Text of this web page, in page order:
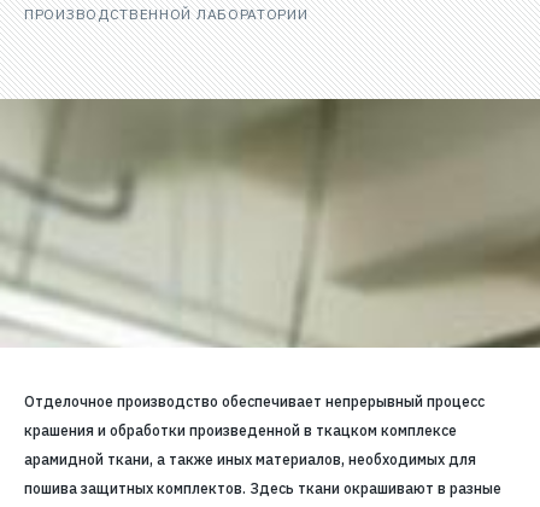
ПРОИЗВОДСТВЕННОЙ ЛАБОРАТОРИИ
Отделочное производство обеспечивает непрерывный процесс
крашения и обработки произведенной в ткацком комплексе
арамидной ткани, а также иных материалов, необходимых для
пошива защитных комплектов. Здесь ткани окрашивают в разные